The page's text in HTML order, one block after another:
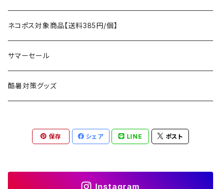
AXESQUIN
Ballistics
BEDROCK SANDALS
BROOKLYN WORKS
パッキングアクセサリー
スリーピングギア
クッキングギア
ヘッドライト／ランタン
アクセサリー
マット
アクセサリー
テーブル
チェア
ランタン、ライト
燃料ランタン
LEDライト
焚火台／薪ストーブ
焚火台
七輪、グリル
暖房器具
ガスストーブ
斧、鉈
クッキングギア
バーナー／ストーブ
コンテナ、ギアケース
アンダーウェア
ハンドウェア
ヘッドギア
フットウェア
アクセサリー
フィッシング
ラジコン
ケア用品
雑貨
アウトレット
ネコポス対象商品【送料385円/個】
サマーセール
酷暑対策グッズ
保存 シェア LINE ポスト
Instagram